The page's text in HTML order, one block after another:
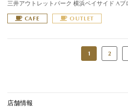
三井アウトレットパーク 横浜ベイサイド Aブ
CAFE OUTLET
1 2
店舗情報